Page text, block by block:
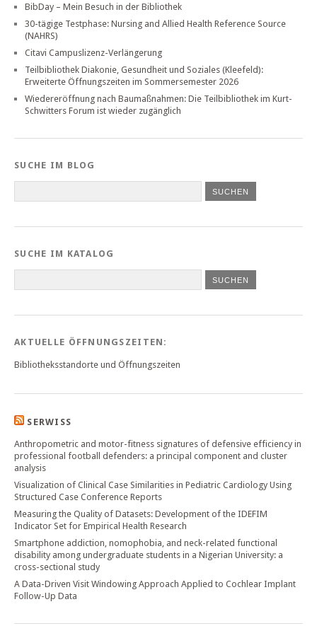
BibDay – Mein Besuch in der Bibliothek
30-tägige Testphase: Nursing and Allied Health Reference Source
(NAHRS)
Citavi Campuslizenz-Verlängerung
Teilbibliothek Diakonie, Gesundheit und Soziales (Kleefeld):
Erweiterte Öffnungszeiten im Sommersemester 2026
Wiedereröffnung nach Baumaßnahmen: Die Teilbibliothek im Kurt-
Schwitters Forum ist wieder zugänglich
SUCHE IM BLOG
SUCHE IM KATALOG
SUCHEN
AKTUELLE ÖFFNUNGSZEITEN:
Bibliotheksstandorte und Öffnungszeiten
SERWISS
Anthropometric and motor-fitness signatures of defensive efficiency in
professional football defenders: a principal component and cluster
analysis
Visualization of Clinical Case Similarities in Pediatric Cardiology Using
Structured Case Conference Reports
Measuring the Quality of Datasets: Development of the IDEFIM
Indicator Set for Empirical Health Research
Smartphone addiction, nomophobia, and neck-related functional
disability among undergraduate students in a Nigerian University: a
cross-sectional study
A Data-Driven Visit Windowing Approach Applied to Cochlear Implant
Follow-Up Data